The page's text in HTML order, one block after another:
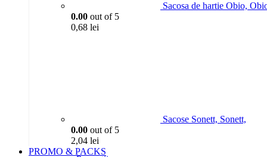
Sacosa de hartie Obio,
0.00 out of 5
0,68 lei
Sacose Sonett, Sonett,
0.00 out of 5
2,04 lei
PROMO & PACKS